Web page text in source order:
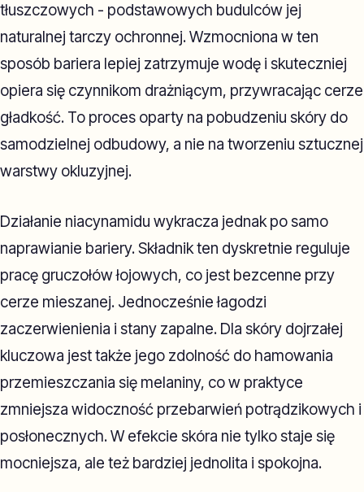
tłuszczowych - podstawowych budulców jej
naturalnej tarczy ochronnej. Wzmocniona w ten
sposób bariera lepiej zatrzymuje wodę i skuteczniej
opiera się czynnikom drażniącym, przywracając cerze
gładkość. To proces oparty na pobudzeniu skóry do
samodzielnej odbudowy, a nie na tworzeniu sztucznej
warstwy okluzyjnej.
Działanie niacynamidu wykracza jednak po samo
naprawianie bariery. Składnik ten dyskretnie reguluje
pracę gruczołów łojowych, co jest bezcenne przy
cerze mieszanej. Jednocześnie łagodzi
zaczerwienienia i stany zapalne. Dla skóry dojrzałej
kluczowa jest także jego zdolność do hamowania
przemieszczania się melaniny, co w praktyce
zmniejsza widoczność przebarwień potrądzikowych i
posłonecznych. W efekcie skóra nie tylko staje się
mocniejsza, ale też bardziej jednolita i spokojna.